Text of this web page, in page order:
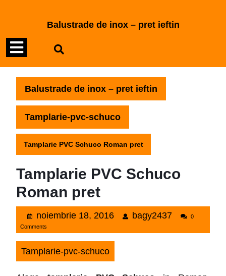
Balustrade de inox – pret ieftin
Open
Menu
Balustrade de inox – pret ieftin
Tamplarie-pvc-schuco
Tamplarie PVC Schuco Roman pret
Tamplarie PVC Schuco
Roman pret
noiembrie 18, 2016noiembrie
2016
bagy2437bagy2437
0
Comments
Tamplarie-pvc-schuco